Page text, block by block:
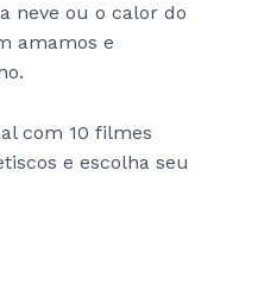
neve ou o calor do
amamos e
com 10 filmes
e escolha seu